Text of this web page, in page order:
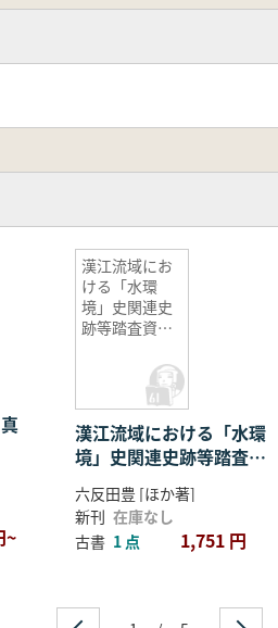
~
漢江流域にお
ける「水環
境」史関連史
跡等踏査資料
漢江流域における「水環
境」史関連史跡等踏査資
料集(稿)
六反田豊 [ほか著]
新刊 在庫なし
古書 1 点 1,751 円